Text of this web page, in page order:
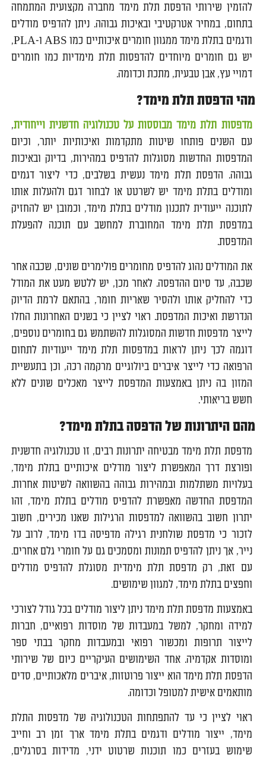
להזמין שירותי הדפסת תלת מימד מחברה מקצועית המתמחה
בתחום, במחיר אטרקטיבי ובאיכות גבוהה. ניתן להדפיס מודלים
ודגמים בתלת מימד ממגוון חומרים איכותיים כמו ABS ו-PLA,
יש גם חומרים מיוחדים להדפסות תלת מימדיות כמו חומרים
דמויי עץ, אבן טבעית, מתכת וכדומה.
מהי הדפסת תלת מימד?
מדפסות תלת מימד מבוססות על טכנולוגיה חדשנית וייחודית,
עם השנים פותחו שיטות מתקדמות ואיכותיות יותר, וכיום
המדפסות החדשות מסוגלות להדפיס במהירות, בדיוק ובאיכות
גבוהה. הדפסת תלת מימד נעשית בשלבים, כדי ליצור דגמים
ומודלים בתלת מימד יש לשרטט או לבחור דגם ולהעלות אותו
לתוכנה ייעודית לתכנון מודלים בתלת מימד, וכמובן יש להחזיק
במדפסת תלת מימד המחוברת למחשב עם תוכנה להפעלת
המדפסת.
את המודלים נהוג להדפיס מחומרים פולימרים שונים, שכבה אחר
שכבה, עד סיום ההדפסה. לאחר מכן, יש ללטש מעט את המודל
כדי להחליק אותו ולהסיר שאריות חומר, בהתאם לרמת הדיוק
הנדרשת ואיכות המדפסת. ראוי לציין כי בשנים האחרונות החלו
לייצר מדפסות חדשות המסוגלות להשתמש גם בחומרים נוספים,
דוגמה לכך ניתן לראות במדפסות תלת מימד ייעודיות לתחום
הרפואה כדי לייצר איברים ביולוגיים מרקמה רכה, וכן בתעשיית
המזון בה ניתן באמצעות המדפסת לייצר מאכלים שונים ללא
חשש בריאותי.
מהם היתרונות של הדפסה בתלת מימד?
מדפסת תלת מימד מבטיחה יתרונות רבים, זו טכנולוגיה חדשנית
ופורצת דרך המאפשרת ליצור מודלים איכותיים בתלת מימד,
בעלויות משתלמות ובמהירות גבוהה בהשוואה לשיטות אחרות.
המדפסת החדשה מאפשרת להדפיס מודלים בתלת מימד, זהו
יתרון חשוב בהשוואה למדפסות הרגילות שאנו מכירים, חשוב
לזכור כי מדפסת שולחנית רגילה מדפיסה בדו מימד, לרוב על
נייר, אך ניתן להדפיס תמונות ומסמכים גם על חומרי גלם אחרים.
עם זאת, רק מדפסת תלת מימדית מסוגלת להדפיס מודלים
וחפצים בתלת מימד, למגוון שימושים.
באמצעות מדפסת תלת מימד ניתן ליצור מודלים בכל גודל לצורכי
למידה ומחקר, למשל במעבדות של מוסדות רפואיים, חברות
לייצור תרופות ומכשור רפואי ובמעבדות מחקר בבתי ספר
ומוסדות אקדמיה. אחד השימושים העיקריים כיום של שירותי
הדפסת תלת מימד הוא ייצור פרוטזות, איברים מלאכותיים, סדים
מותאמים אישית למטופל וכדומה.
ראוי לציין כי עד להתפתחות הטכנולוגיה של מדפסות התלת
מימד, ייצור מודלים ודגמים בתלת מימד ארך זמן רב וחייב
שימוש בעזרים כמו תוכנות שרטוט ידני, מדידות בסרגלים,